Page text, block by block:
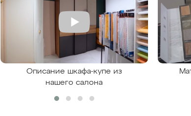
Описание шкафа-купе из
нашего салона